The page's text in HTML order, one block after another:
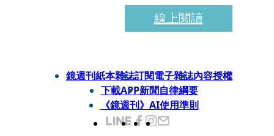
線上閱讀
鏡週刊紙本雜誌訂閱電子雜誌內容授權
下載APP新聞自律綱要
《鏡週刊》AI使用準則